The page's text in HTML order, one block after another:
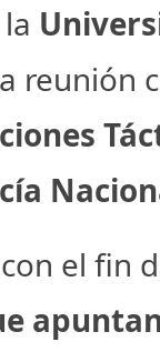
reunión
el fin